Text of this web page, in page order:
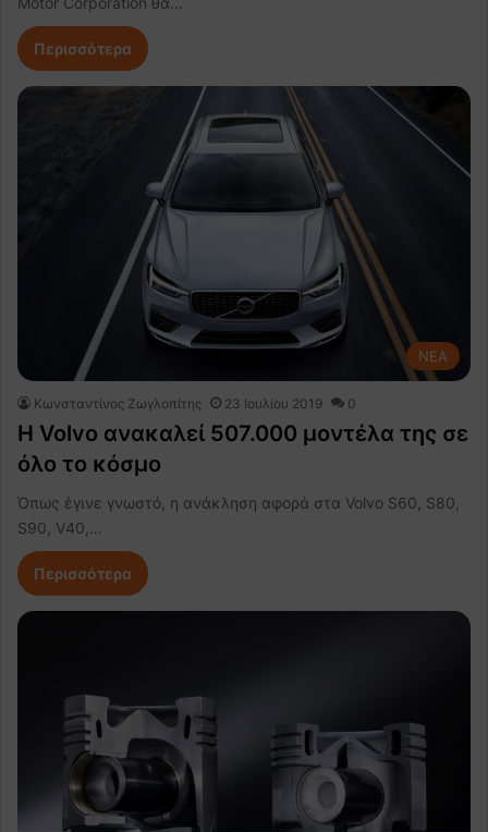
Περισσότερα
NEA
Κωνσταντίνος Ζωγλοπίτης 23 Ιουλίου 2019 0
Η Volvo ανακαλεί 507.000 μοντέλα της σε
όλο το κόσμο
Όπως έγινε γνωστό, η ανάκληση αφορά στα Volvo S60, S80,
S90, V40,…
Περισσότερα